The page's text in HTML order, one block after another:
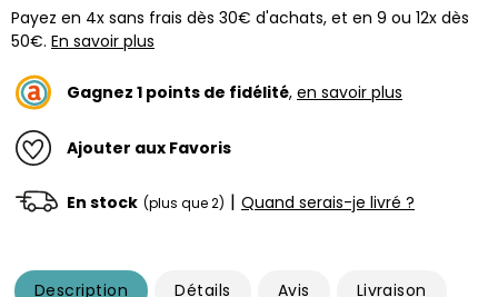
Payez en 4x sans frais dès 30€ d'achats, et en 9 ou 12x dès
50€. En savoir plus
Gagnez 1 points de fidélité, en savoir plus
Ajouter aux Favoris
En stock (plus que 2) | Quand serais-je livré ?
Description Détails Avis Livraison